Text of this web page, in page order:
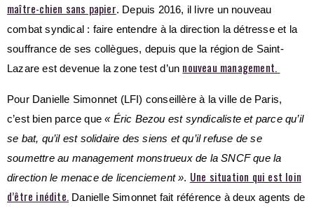
maître-chien sans papier. Depuis 2016, il livre un nouveau
combat syndical : faire entendre à la direction la détresse et la
souffrance de ses collègues, depuis que la région de Saint-
Lazare est devenue la zone test d’un nouveau management.
Pour Danielle Simonnet (LFI) conseillère à la ville de Paris,
c’est bien parce que« Éric Bezou est syndicaliste et parce qu’il
se bat, qu’il est solidaire des siens et qu’il refuse de se
soumettre au management monstrueux de la SNCF que la
direction le menace de licenciement ». Une situation qui est loin
d’être inédite. Danielle Simonnet fait référence à deux agents de